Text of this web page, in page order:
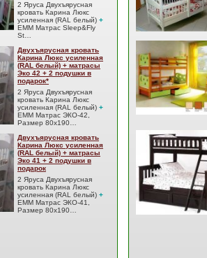
2 Яруса Двухъярусная
кровать Карина Люкс
усиленная (RAL белый) +
EMM Матрас Sleep&Fly
St…
Двухъярусная кровать
Карина Люкс усиленная
(RAL белый) + матрасы
Эко 42 + 2 подушки в
подарок*
2 Яруса Двухъярусная
кровать Карина Люкс
усиленная (RAL белый) +
EMM Матрас ЭКО-42,
Размер 80x190…
Двухъярусная кровать
Карина Люкс усиленная
(RAL белый) + матрасы
Эко 41 + 2 подушки в
подарок
2 Яруса Двухъярусная
кровать Карина Люкс
усиленная (RAL белый) +
EMM Матрас ЭКО-41,
Размер 80x190…